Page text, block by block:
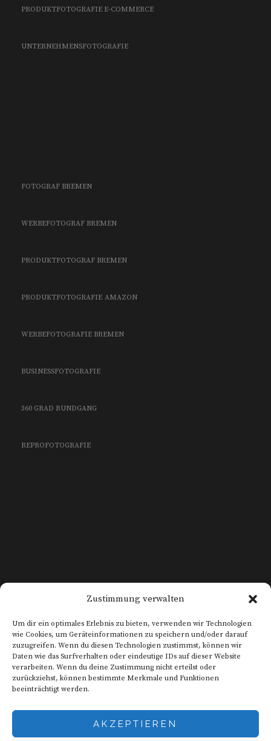
Zustimmung verwalten
Um dir ein optimales Erlebnis zu bieten, verwenden wir Technologien
wie Cookies, um Geräteinformationen zu speichern und/oder darauf
zuzugreifen. Wenn du diesen Technologien zustimmst, können wir
Daten wie das Surfverhalten oder eindeutige IDs auf dieser Website
verarbeiten. Wenn du deine Zustimmung nicht erteilst oder
zurückziehst, können bestimmte Merkmale und Funktionen
beeinträchtigt werden.
AKZEPTIEREN
PRODUKTFOTOGRAFIE E-COMMERCE
UNTERNEHMENSFOTOGRAFIE
FOTOGRAF BREMEN
WERBEFOTOGRAF BREMEN
PRODUKTFOTOGRAF BREMEN
PRODUKTFOTOGRAFIE AMAZON
WERBEFOTOGRAFIE BREMEN
BUSINESSFOTOGRAFIE
360 GRAD RUNDGANG
REPROFOTOGRAFIE
KONTAKT
DATENSCHUTZ
IMPRESSUM